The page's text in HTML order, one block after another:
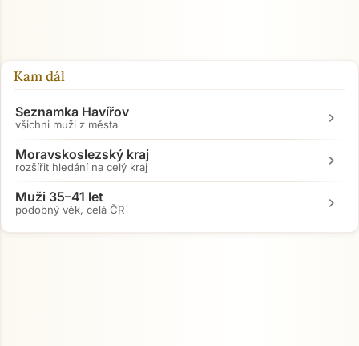
Kam dál
Seznamka Havířov
všichni muži z města chevron_right
Moravskoslezský kraj
rozšířit hledání na celý kraj chevron_right
Muži 35–41 let
podobný věk, celá ČR chevron_right